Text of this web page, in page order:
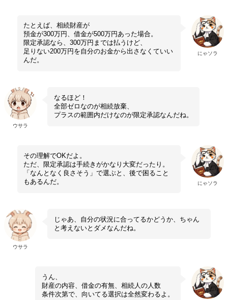
にゃソラ
たとえば、相続財産が
預金が300万円、借金が500万円あった場合。
限定承認なら、300万円までは払うけど、
足りない200万円を自分のお金から出さなくていい
んだ。
ウサラ
なるほど！
全部ゼロなのが相続放棄、
プラスの範囲内だけなのが限定承認なんだね。
にゃソラ
その理解でOKだよ。
ただ、限定承認は手続きがかなり大変だったり。
「なんとなく良さそう」で選ぶと、後で困ること
もあるんだ。
ウサラ
じゃあ、自分の状況に合ってるかどうか、ちゃん
と考えないとダメなんだね。
うん、
財産の内容、借金の有無、相続人の人数
条件次第で、向いてる選択は全然変わるよ。